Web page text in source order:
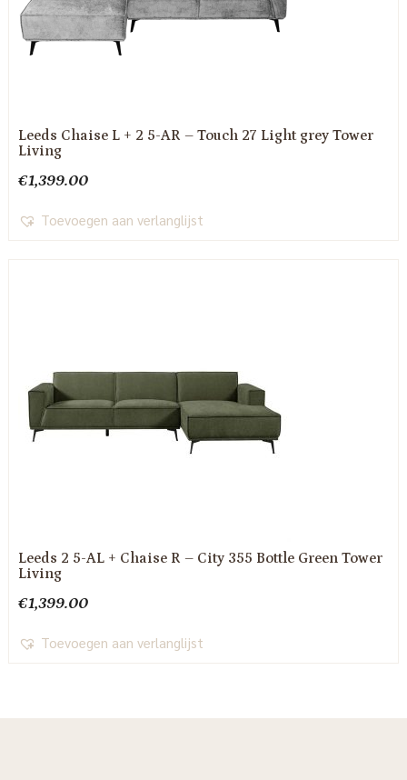
Leeds Chaise L + 2 5-AR – Touch 27 Light grey Tower
Living
€1,399.00
Toevoegen aan verlanglijst
Leeds 2 5-AL + Chaise R – City 355 Bottle Green Tower
Living
€1,399.00
Toevoegen aan verlanglijst